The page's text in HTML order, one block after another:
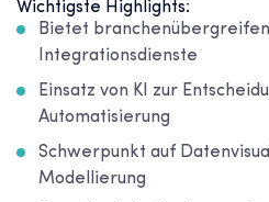
Wichtigste Highlights:
Bietet
Integrationsdienste
Einsatz von KI zur
Automatisierung
Schwerpunkt auf
Modellierung